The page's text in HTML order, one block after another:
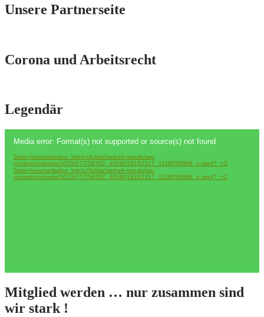
Unsere Partnerseite
Corona und Arbeitsrecht
Legendär
Player
Media error: Format(s) not supported or source(s) not found
Datei herunterladen: https://luftsicherheit-nrw.de/wp-
content/uploads/2020/07/758352_4009019162317_1118559968_n.mp4?_=2
Datei herunterladen: https://luftsicherheit-nrw.de/wp-
content/uploads/2020/07/758352_4009019162317_1118559968_n.mp4?_=2
Mitglied werden … nur zusammen sind
wir stark !